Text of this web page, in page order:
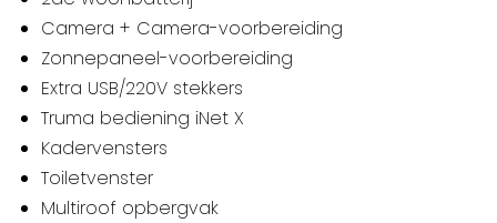
Camera + Camera-voorbereiding
Zonnepaneel-voorbereiding
Extra USB/220V stekkers
Truma bediening iNet X
Kadervensters
Toiletvenster
Multiroof opbergvak